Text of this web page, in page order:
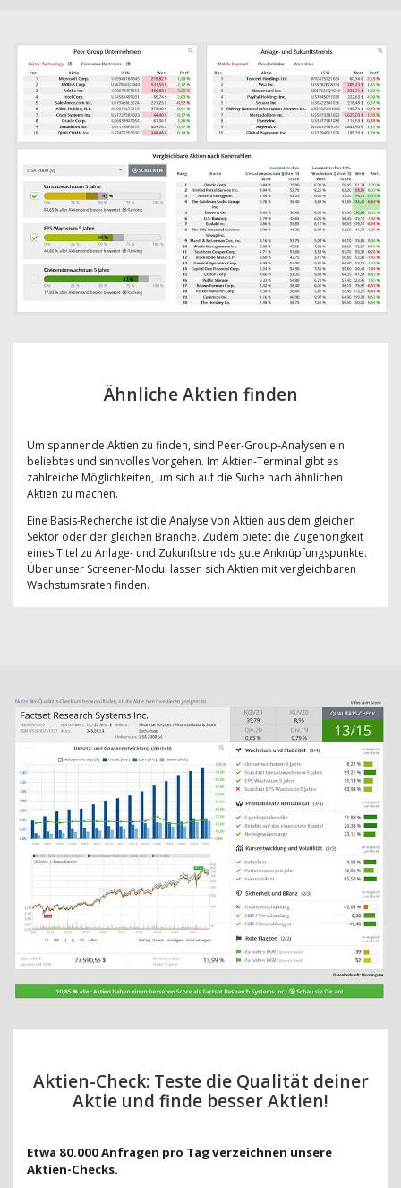
Ähnliche Aktien finden
Um spannende Aktien zu finden, sind Peer-Group-Analysen ein
beliebtes und sinnvolles Vorgehen. Im Aktien-Terminal gibt es
zahlreiche Möglichkeiten, um sich auf die Suche nach ähnlichen
Aktien zu machen.
Eine Basis-Recherche ist die Analyse von Aktien aus dem gleichen
Sektor oder der gleichen Branche. Zudem bietet die Zugehörigkeit
eines Titel zu Anlage- und Zukunftstrends gute Anknüpfungspunkte.
Über unser Screener-Modul lassen sich Aktien mit vergleichbaren
Wachstumsraten finden.
Aktien-Check: Teste die Qualität deiner
Aktie und finde besser Aktien!
Etwa 80.000 Anfragen pro Tag verzeichnen unsere
Aktien-Checks.